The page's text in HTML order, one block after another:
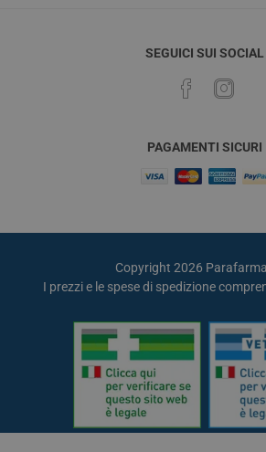
SEGUICI SUI SOCIAL
PAGAMENTI SICURI
Copyright 2026
I prezzi e le spese di spedizione